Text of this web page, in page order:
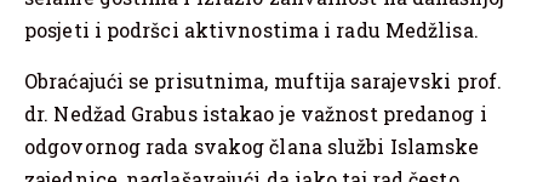
posjeti i podršci aktivnostima i radu Medžlisa.
Obraćajući se prisutnima, muftija sarajevski prof.
dr. Nedžad Grabus istakao je važnost predanog i
odgovornog rada svakog člana službi Islamske